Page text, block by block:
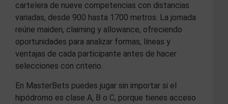
cartelera de nueve competencias con distancias
variadas, desde 900 hasta 1700 metros. La jornada
reúne maiden, claiming y allowance, ofreciendo
oportunidades para analizar formas, líneas y
ventajas de cada participante antes de hacer
selecciones con criterio.
En MasterBets puedes jugar sin importar si el
hipódromo es clase A, B o C, porque tienes acceso